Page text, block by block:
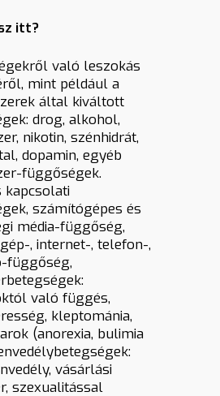
itt?
való leszokás
mint például a
által kiváltott
drog, alkohol,
nikotin, szénhidrát,
dopamin, egyéb
függőségek.
kapcsolati
számítógépes és
média-függőség,
, internet-, telefon-,
függőség,
való függés,
kleptománia,
(anorexia, bulimia
vásárlási
szexualitással